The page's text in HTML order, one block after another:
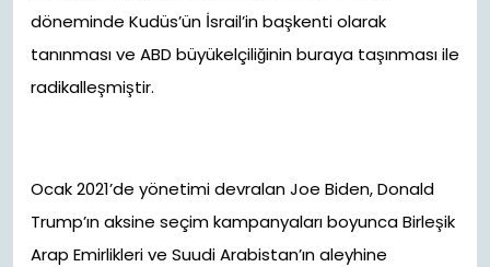
döneminde Kudüs’ün İsrail’in başkenti olarak
tanınması ve ABD büyükelçiliğinin buraya taşınması ile
radikalleşmiştir.
Ocak 2021’de yönetimi devralan Joe Biden, Donald
Trump’ın aksine seçim kampanyaları boyunca Birleşik
Arap Emirlikleri ve Suudi Arabistan’ın aleyhine